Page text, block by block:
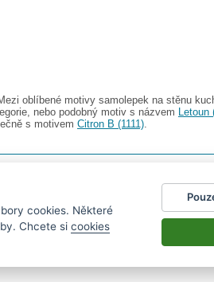
oblíbené motivy samolepek na stěnu
nebo podobný motiv s názvem Letoun
s motivem Citron B (1111).
|
|foto magnesy na lodówkę samolepky dieťa v aute
výpadku pak nejpozději do 48 hodin.
cookies. Některé
Chcete si cookies